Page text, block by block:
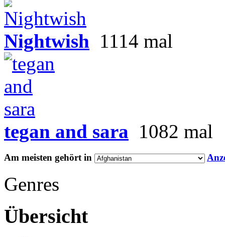
Nightwish 1114 mal
tegan and sara 1082 mal
Am meisten gehört in
Genres
Übersicht